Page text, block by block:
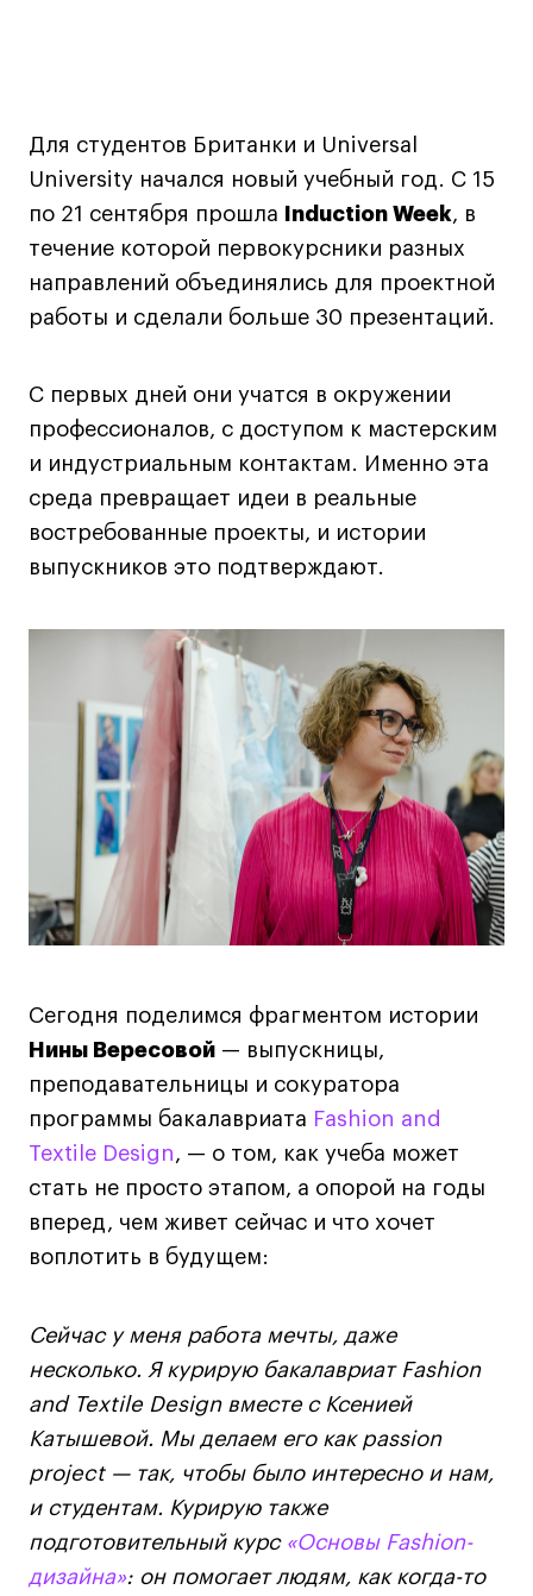
Лайфстайл
Навыки предпринимателя и управленца
Онлайн
Маркетинг и генерация лидов
Искусство
Все программы
Специалист кино- и медиапродакшена
Графический дизайнер
Технолог-конструктор одежды
Коммерческий фотограф
Все программы
Для школьников
Интенсивы
Среднесрочные
Долгосрочные
О школе
Новости
События
Блог
Преподаватели
Лицензии и аккредитации
Для прессы
Партнеры
Связи с индустрией
Вакансии
Контакты
Поступающим
Условия поступления
Для студентов Британки и Universal
University начался новый учебный год. С 15
по 21 сентября прошла
Induction Week, в
течение которой первокурсники разных
направлений объединялись для проектной
работы и сделали больше 30 презентаций.
С первых дней они учатся в окружении
профессионалов, с доступом к мастерским
и индустриальным контактам. Именно эта
среда превращает идеи в реальные
востребованные проекты, и истории
выпускников это подтверждают.
Сегодня поделимся фрагментом истории
Нины Вересовой — выпускницы,
преподавательницы и сокуратора
программы бакалавриата Fashion and
Textile Design , — о том, как учеба может
стать не просто этапом, а опорой на годы
вперед, чем живет сейчас и что хочет
воплотить в будущем:
Сейчас у меня работа мечты, даже
несколько. Я курирую бакалавриат Fashion
and Textile Design вместе с Ксенией
Катышевой. Мы делаем его как passion
project — так, чтобы было интересно и нам,
и студентам. Курирую также
подготовительный курс «Основы Fashion-
дизайна»: он помогает людям, как когда-то